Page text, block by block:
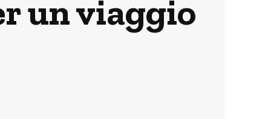
un viaggio